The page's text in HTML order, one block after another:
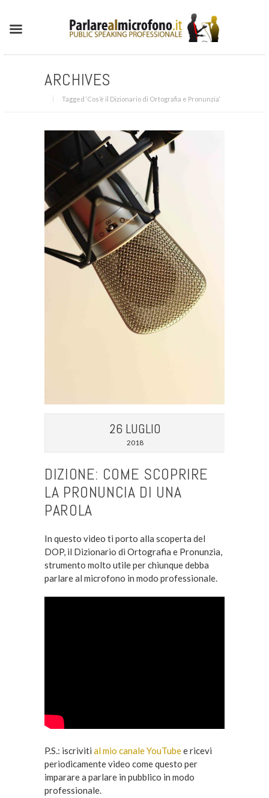
ARCHIVES
Tagged ‘Cos’è il Dizionario di Ortografia e Pronunzia‘
26 LUGLIO
2018
DIZIONE: COME SCOPRIRE
LA PRONUNCIA DI UNA
PAROLA
In questo video ti porto alla scoperta del
DOP, il Dizionario di Ortografia e Pronunzia,
strumento molto utile per chiunque debba
parlare al microfono in modo professionale.
P.S.: iscriviti al mio canale YouTubee ricevi
periodicamente video come questo per
imparare a parlare in pubblico in modo
professionale.